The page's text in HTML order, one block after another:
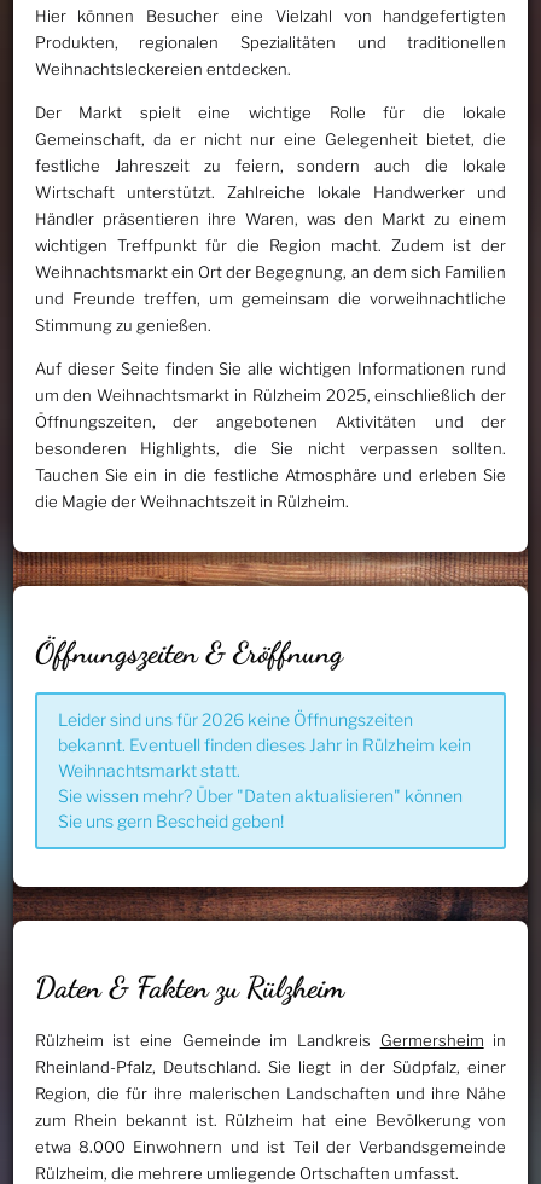
Hier können Besucher eine Vielzahl von handgefertigten
Produkten, regionalen Spezialitäten und traditionellen
Weihnachtsleckereien entdecken.
Der Markt spielt eine wichtige Rolle für die lokale
Gemeinschaft, da er nicht nur eine Gelegenheit bietet, die
festliche Jahreszeit zu feiern, sondern auch die lokale
Wirtschaft unterstützt. Zahlreiche lokale Handwerker und
Händler präsentieren ihre Waren, was den Markt zu einem
wichtigen Treffpunkt für die Region macht. Zudem ist der
Weihnachtsmarkt ein Ort der Begegnung, an dem sich Familien
und Freunde treffen, um gemeinsam die vorweihnachtliche
Stimmung zu genießen.
Auf dieser Seite finden Sie alle wichtigen Informationen rund
um den Weihnachtsmarkt in Rülzheim 2025, einschließlich der
Öffnungszeiten, der angebotenen Aktivitäten und der
besonderen Highlights, die Sie nicht verpassen sollten.
Tauchen Sie ein in die festliche Atmosphäre und erleben Sie
die Magie der Weihnachtszeit in Rülzheim.
Öffnungszeiten & Eröffnung
Leider sind uns für 2026 keine Öffnungszeiten
bekannt. Eventuell finden dieses Jahr in Rülzheim kein
Weihnachtsmarkt statt.
Sie wissen mehr? Über "Daten aktualisieren" können
Sie uns gern Bescheid geben!
Daten & Fakten zu Rülzheim
Rülzheim ist eine Gemeinde im Landkreis Germersheim in
Rheinland-Pfalz, Deutschland. Sie liegt in der Südpfalz, einer
Region, die für ihre malerischen Landschaften und ihre Nähe
zum Rhein bekannt ist. Rülzheim hat eine Bevölkerung von
etwa 8.000 Einwohnern und ist Teil der Verbandsgemeinde
Rülzheim, die mehrere umliegende Ortschaften umfasst.